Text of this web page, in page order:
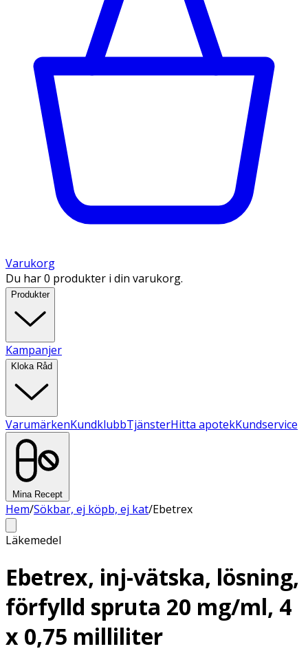
Varukorg
Du har 0 produkter i din varukorg.
Produkter
Kampanjer
Kloka Råd
VarumärkenKundklubbTjänsterHitta apotekKundservice
Mina Recept
Hem/Sökbar, ej köpb, ej kat/Ebetrex
Läkemedel
Ebetrex, inj-vätska, lösning,
förfylld spruta 20 mg/ml, 4
x 0,75 milliliter